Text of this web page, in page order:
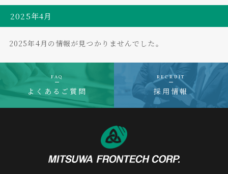
2025年4月
2025年4月の情報が見つかりませんでした。
FAQ
よくあるご質問
RECRUIT
採用情報